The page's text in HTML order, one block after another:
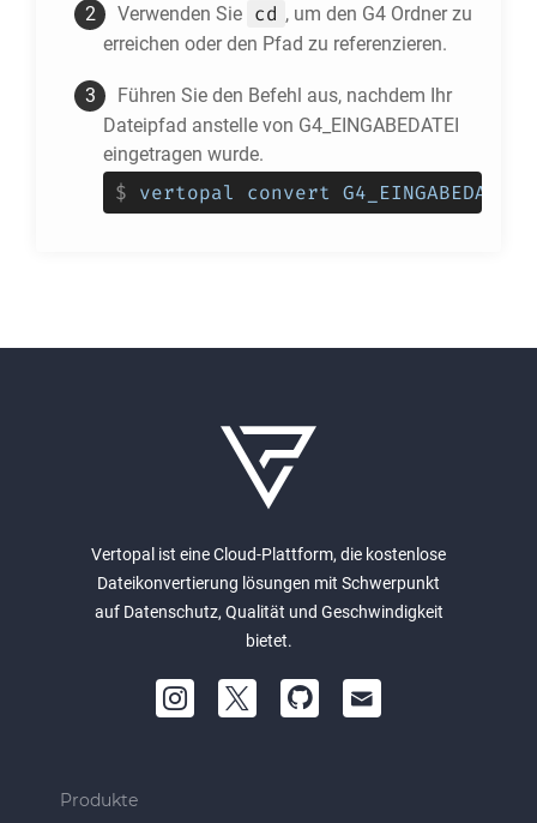
Verwenden Sie cd , um den G4 Ordner zu
erreichen oder den Pfad zu referenzieren.
Führen Sie den Befehl aus, nachdem Ihr
Dateipfad anstelle von G4_EINGABEDATEI
eingetragen wurde.
$ vertopal convert
Vertopal ist eine Cloud-Plattform, die kostenlose
Dateikonvertierung lösungen mit Schwerpunkt
auf Datenschutz, Qualität und Geschwindigkeit
bietet.
Produkte